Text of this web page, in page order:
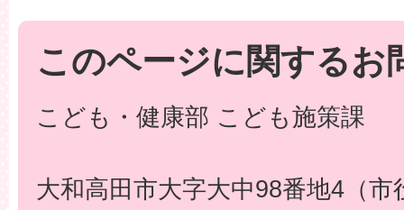
このページに関するお
こども・健康部 こども施策課
大和高田市大字大中98番地4（市